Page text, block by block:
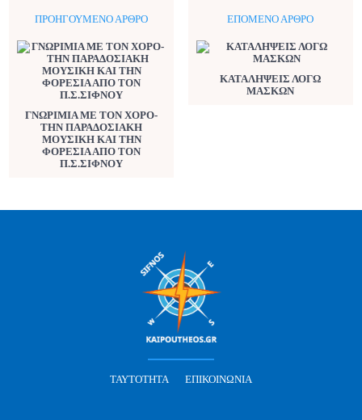
ΠΡΟΗΓΟΎΜΕΝΟ ΆΡΘΡΟ
ΓΝΩΡΙΜΙΑ ΜΕ ΤΟΝ ΧΟΡΟ-
ΤΗΝ ΠΑΡΑΔΟΣΙΑΚΗ
ΜΟΥΣΙΚΗ ΚΑΙ ΤΗΝ
ΦΟΡΕΣΙΑ ΑΠΟ ΤΟΝ
Π.Σ.ΣΙΦΝΟΥ
ΕΠΌΜΕΝΟ ΆΡΘΡΟ
ΚΑΤΑΛΗΨΕΙΣ ΛΟΓΩ
ΜΑΣΚΩΝ
ΤΑΥΤΌΤΗΤΑ ΕΠΙΚΟΙΝΩΝΊΑ